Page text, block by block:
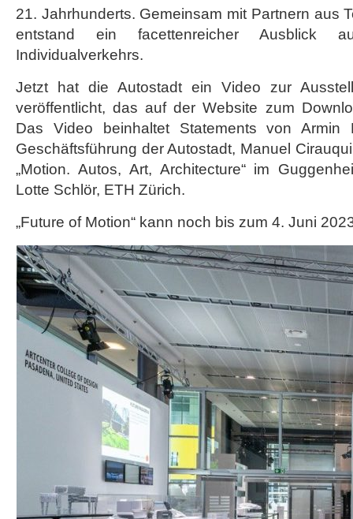
21. Jahrhunderts. Gemeinsam mit Partnern aus
entstand ein facettenreicher Ausblick
Individualverkehrs.
Jetzt hat die Autostadt ein Video zur
veröffentlicht, das auf der Website zum
Das Video beinhaltet Statements von Armin
Geschäftsführung der Autostadt, Manuel
„Motion. Autos, Art, Architecture“ im
Lotte Schlör, ETH Zürich.
„Future of Motion“ kann noch bis zum 4. Juni